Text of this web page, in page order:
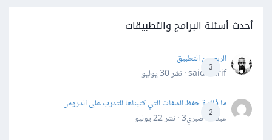
أحدث أسئلة البرامج والتطبيقات
3
الربح من التطبيق
said darif · نشر
30 يوليو
2
ما فائدة حفظ الملفات التي كتبناها للتدرب على الدروس
عبدالله صبري3 · نشر
22 يوليو